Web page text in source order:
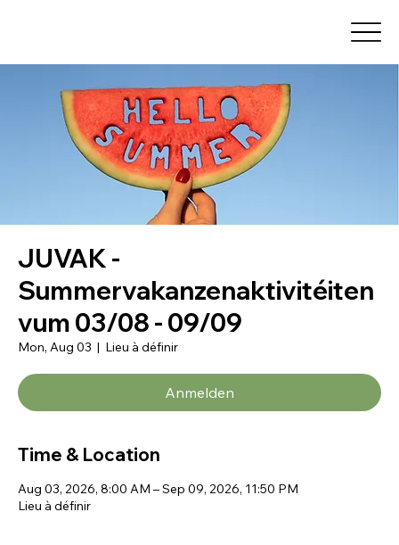
JUVAK -
Summervakanzenaktivitéiten
vum 03/08 - 09/09
Mon, Aug 03
  |
Lieu à définir
Anmelden
Time & Location
Aug 03, 2026, 8:00 AM – Sep 09, 2026, 11:50 PM
Lieu à définir